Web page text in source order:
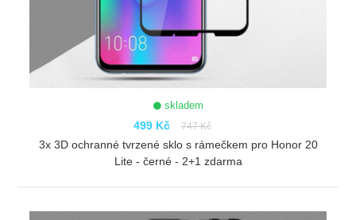
skladem
499 Kč 747 Kč
ZOBRAZIT
3x 3D ochranné tvrzené sklo s rámečkem pro Honor 20
Lite - černé - 2+1 zdarma